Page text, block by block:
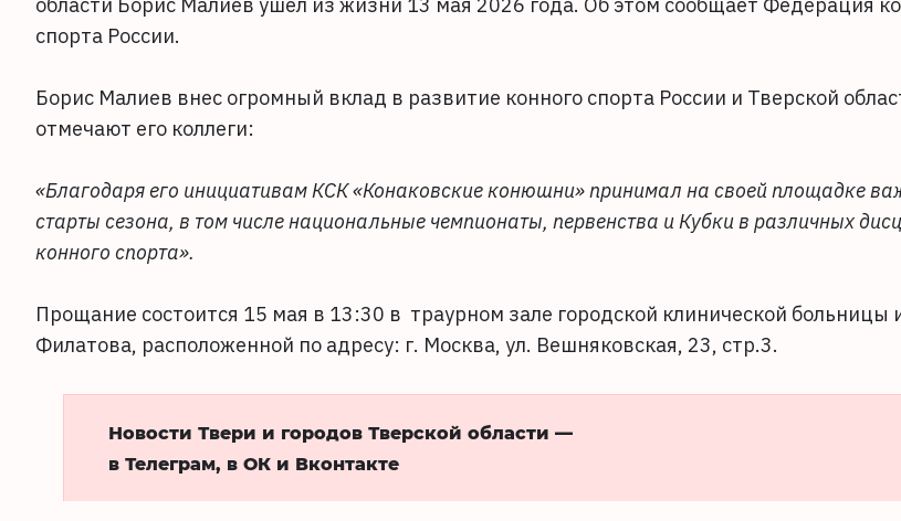
спорта России.
Борис Малиев внес огромный вклад в развитие конного спорта России и Тверской
отмечают его коллеги:
«Благодаря его инициативам КСК «Конаковские конюшни» принимал на своей площадке
старты сезона, в том числе национальные чемпионаты, первенства и Кубки в различных
конного спорта».
Прощание состоится 15 мая в 13:30 в траурном зале городской клинической больницы
Филатова, расположенной по адресу: г. Москва, ул. Вешняковская, 23, стр.3.
Новости Твери и городов Тверской области —
в Телеграм, в ОК и Вконтакте